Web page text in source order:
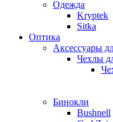
Одежда
Kryptek
Sitka
Оптика
Аксессуары
Чехлы
Бинокли
Bushnell